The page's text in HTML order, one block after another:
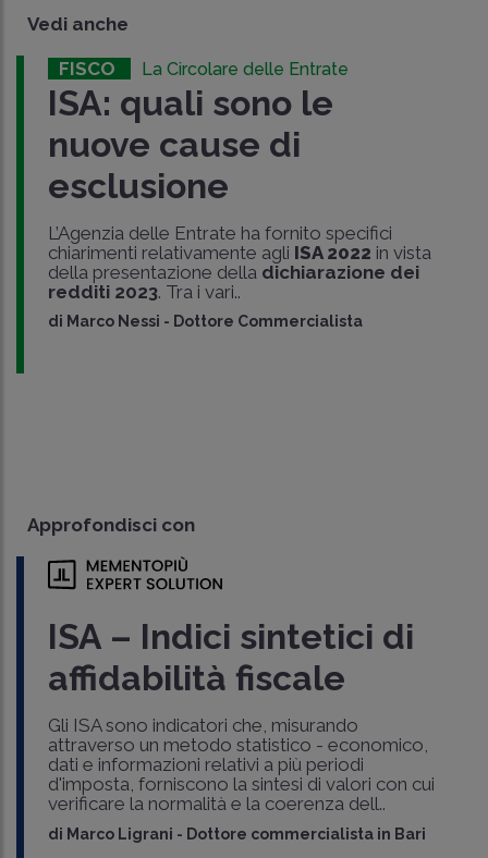
Vedi anche
FISCO La Circolare delle Entrate
ISA: quali sono le
nuove cause di
esclusione
L’Agenzia delle Entrate ha fornito specifici
chiarimenti relativamente agli ISA 2022 in vista
della presentazione della dichiarazione dei
redditi 2023. Tra i vari..
di Marco Nessi - Dottore Commercialista
Approfondisci con
ISA – Indici sintetici di
affidabilità fiscale
Gli ISA sono indicatori che, misurando
attraverso un metodo statistico - economico,
dati e informazioni relativi a più periodi
d'imposta, forniscono la sintesi di valori con cui
verificare la normalità e la coerenza dell..
di Marco Ligrani - Dottore commercialista in Bari